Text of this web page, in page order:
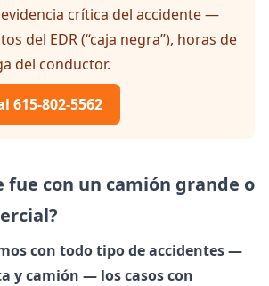
crítica del accidente —
del EDR (“caja negra”), horas de
del conductor.
615-802-5562
fue con un camión grande o
con todo tipo de accidentes —
y camión — los casos con